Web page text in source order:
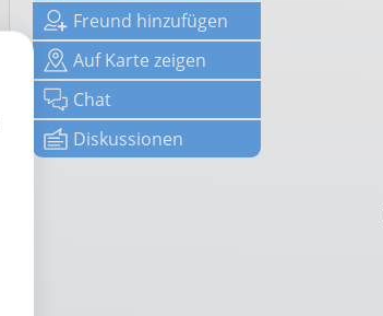
Freund hinzufügen
AufKarte zeigen
Chat
Diskussionen